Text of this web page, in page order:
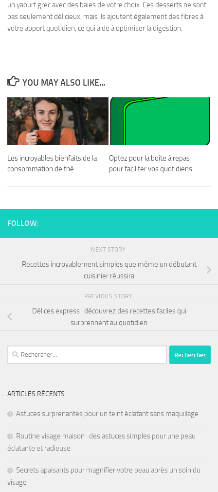
un yaourt grec avec des baies de votre choix. Ces desserts ne sont
pas seulement délicieux, mais ils ajoutent également des fibres à
votre apport quotidien, ce qui aide à optimiser la digestion.
YOU MAY ALSO LIKE...
Les incroyables bienfaits de la
consommation de thé
Optez pour la boite à repas
pour faciliter vos quotidiens
FOLLOW:
NEXT STORY
Recettes incroyablement simples que même un débutant
cuisinier réussira
PREVIOUS STORY
Délices express : découvrez des recettes faciles qui
surprennent au quotidien
ARTICLES RÉCENTS
Astuces surprenantes pour un teint éclatant sans maquillage
Routine visage maison : des astuces simples pour une peau
éclatante et radieuse
Secrets apaisants pour magnifier votre peau après un soin du
visage